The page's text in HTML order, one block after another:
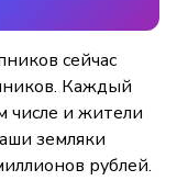
сейчас
Каждый
числе и жители
земляки
рублей.